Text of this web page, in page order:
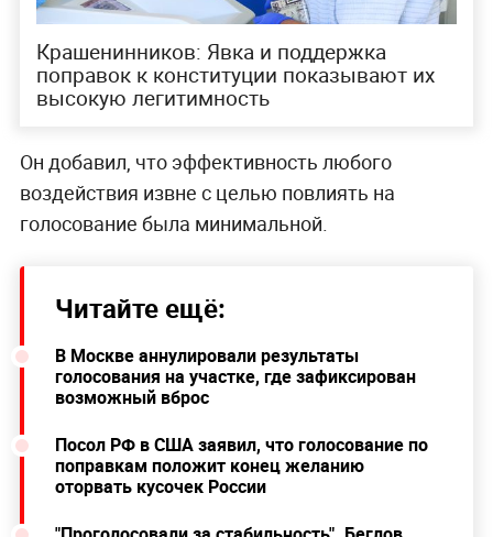
Крашенинников: Явка и поддержка
поправок к конституции показывают их
высокую легитимность
Он добавил, что эффективность любого
воздействия извне с целью повлиять на
голосование была минимальной.
Читайте ещё:
В Москве аннулировали результаты
голосования на участке, где зафиксирован
возможный вброс
Посол РФ в США заявил, что голосование по
поправкам положит конец желанию
оторвать кусочек России